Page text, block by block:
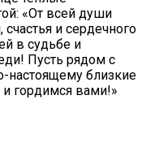
«От всей души
и сердечного
в судьбе и
Пусть рядом с
настоящему близкие
гордимся вами!»